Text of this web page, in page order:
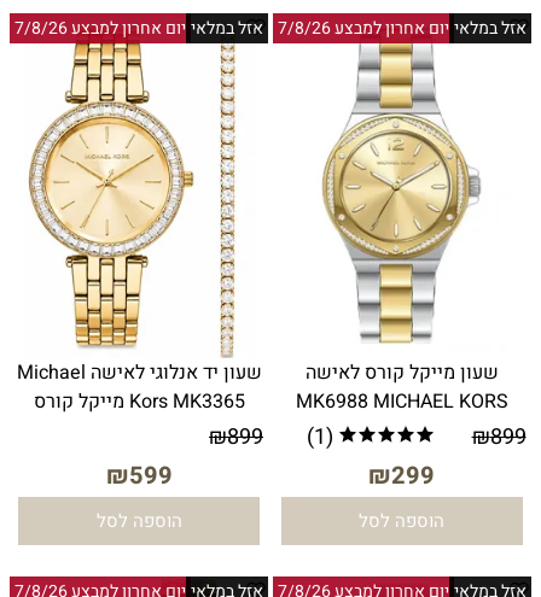
יום אחרון למבצע 7/8/26אזל במלאי
שעון מייקל קורס לאישה
MK6988 MICHAEL KORS
₪899
₪299
(1)
הוספה לסל
יום אחרון למבצע 7/8/26אזל במלאי
שעון יד אנלוגי לאישה Michael
Kors MK3365 מייקל קורס
₪899
₪599
הוספה לסל
יום אחרון למבצע 7/8/26אזל במלאי יום אחרון למבצע 7/8/26אזל במלאי